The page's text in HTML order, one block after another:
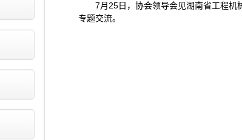
7月25日，协会领导会见湖南省工程机
专题交流。